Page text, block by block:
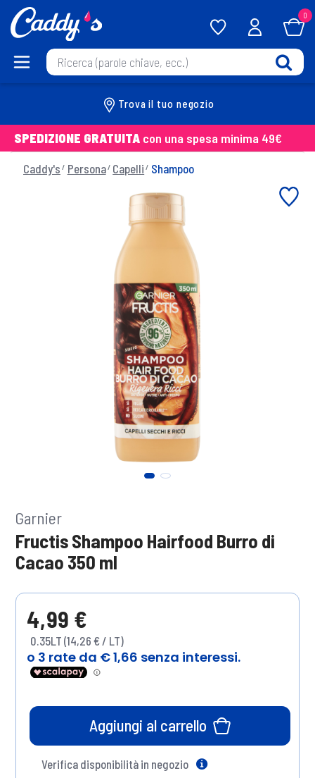
0
Trova il tuo negozio
SPEDIZIONE GRATUITA con una spesa minima 49€
Caddy's Persona Capelli Shampoo
Garnier
Fructis Shampoo Hairfood Burro di
Cacao 350 ml
4,99 €
0.35LT (14,26 € / LT)
Aggiungi al carrello
Verifica disponibilità in negozio